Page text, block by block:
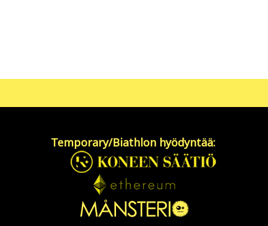
Temporary/Biathlon hyödyntää: